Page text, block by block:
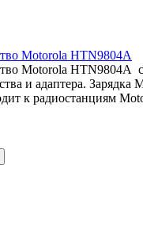
Motorola HTN9804A
Motorola HTN9804A
и адаптера. Зарядка
к радиостанциям